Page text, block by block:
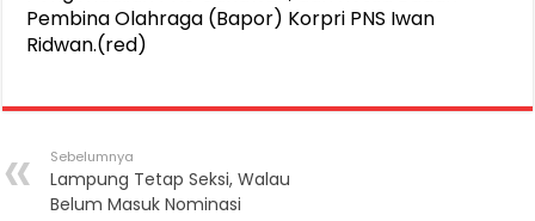
Pembina Olahraga (Bapor) Korpri PNS Iwan
Ridwan.(red)
Sebelumnya
Lampung Tetap Seksi, Walau
Belum Masuk Nominasi